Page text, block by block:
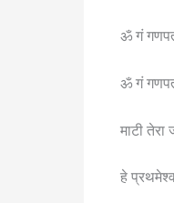
ॐ गं
ॐ गं
माटी तेरा
हे